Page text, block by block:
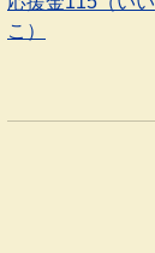
こ）